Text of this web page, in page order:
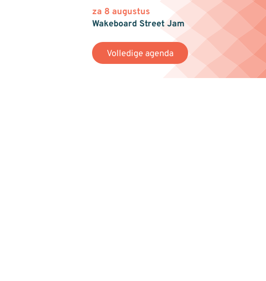
za 8 augustus
Wakeboard Street Jam
Volledige agenda